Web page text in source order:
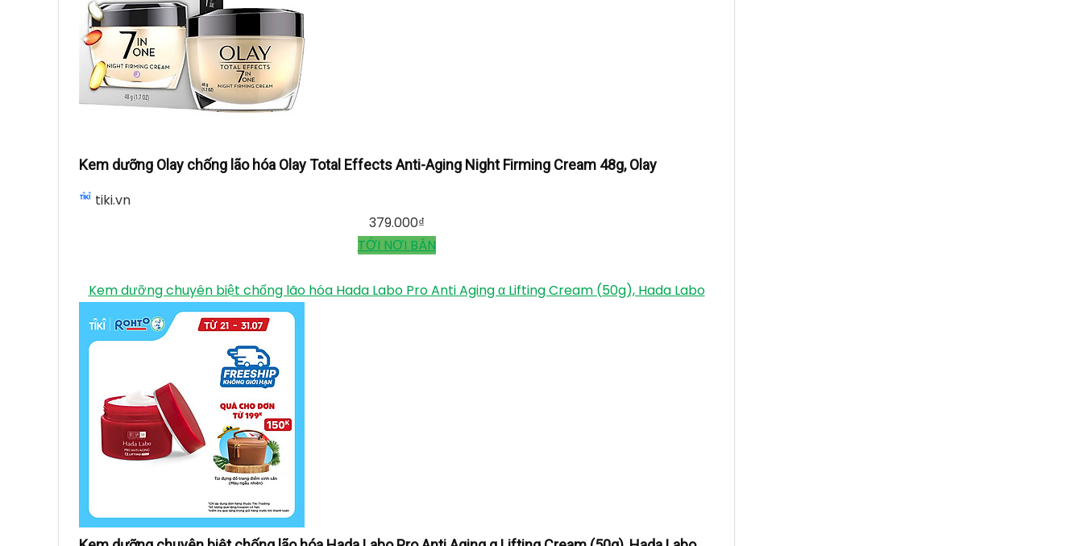
Kem dưỡng Olay chống lão hóa Olay Total Effects Anti-Aging Night Firming Cream 48g, Olay
tiki.vn
379.000₫
TỚI NƠI BÁN
Kem dưỡng chuyên biệt chống lão hóa Hada Labo Pro Anti Aging α Lifting Cream (50g), Hada Labo